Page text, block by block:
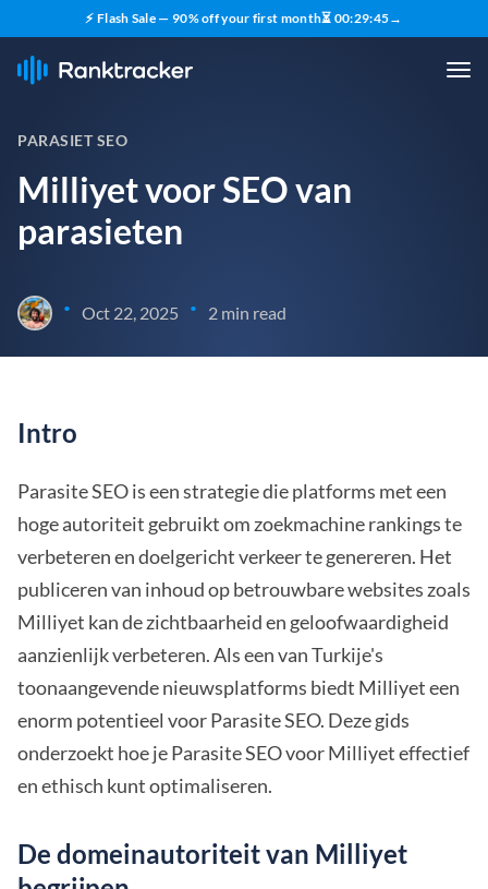
⚡ Flash Sale — 90% off your first month⏳ 00:29:45→
PARASIET SEO
Milliyet voor SEO van
parasieten
• Oct 22, 2025 • 2 min read
Intro
Parasite SEO is een strategie die platforms met een
hoge autoriteit gebruikt om zoekmachine rankings te
verbeteren en doelgericht verkeer te genereren. Het
publiceren van inhoud op betrouwbare websites zoals
Milliyet kan de zichtbaarheid en geloofwaardigheid
aanzienlijk verbeteren. Als een van Turkije's
toonaangevende nieuwsplatforms biedt Milliyet een
enorm potentieel voor Parasite SEO. Deze gids
onderzoekt hoe je Parasite SEO voor Milliyet effectief
en ethisch kunt optimaliseren.
De domeinautoriteit van Milliyet